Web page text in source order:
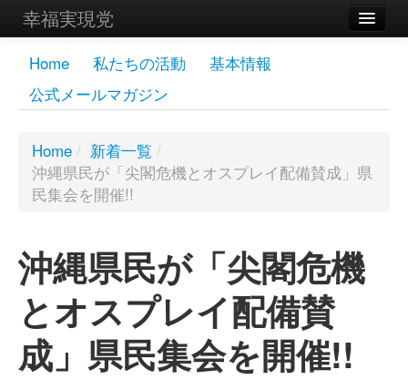
幸福実現党
メンバーズページ
党員
お問い合わせ
Home 私たちの活動
基本情報
公式メールマガジン
Home / 新着一覧 /
沖縄県民が「尖閣危機とオスプレイ配備賛成」県
民集会を開催!!
沖縄県民が「尖閣危機
とオスプレイ配備賛
成」県民集会を開催!!